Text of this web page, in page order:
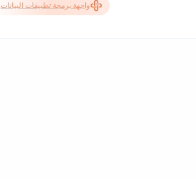
واجهة برمجة تطبيقات البيانات